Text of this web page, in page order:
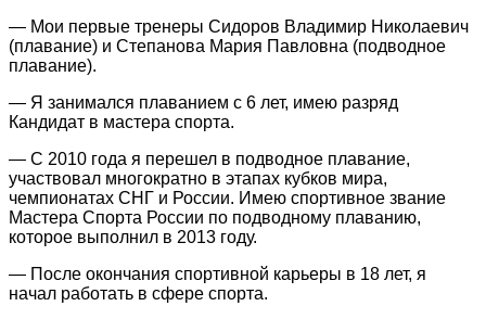
— Мои первые тренеры Сидоров Владимир Николаевич
(плавание) и Степанова Мария Павловна (подводное
плавание).
— Я занимался плаванием с 6 лет, имею разряд
Кандидат в мастера спорта.
— С 2010 года я перешел в подводное плавание,
участвовал многократно в этапах кубков мира,
чемпионатах СНГ и России. Имею спортивное звание
Мастера Спорта России по подводному плаванию,
которое выполнил в 2013 году.
— После окончания спортивной карьеры в 18 лет, я
начал работать в сфере спорта.